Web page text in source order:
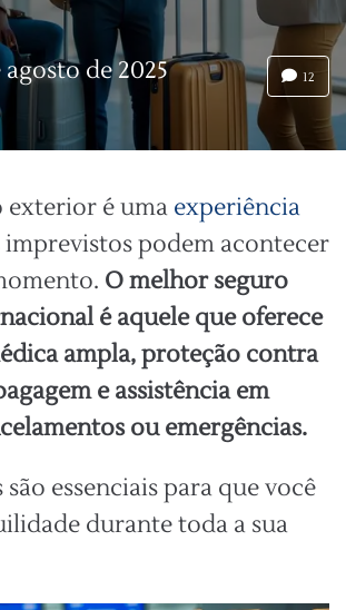
agosto de 2025 12
exterior é uma experiência
imprevistos podem acontecer
O melhor seguro
é aquele que oferece
ampla, proteção contra
e assistência em
ou emergências.
são essenciais para que você
durante toda a sua